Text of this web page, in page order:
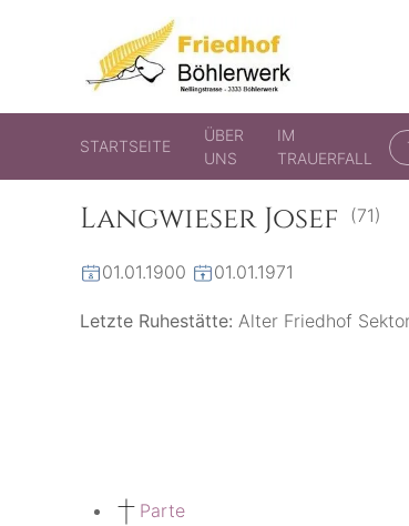
Friedhof Böhlerwerk
der virtuelle Friedhof von Böhlerwerk
STARTSEITE
ÜBER
UNS
IM
TRAUERFALL
Langwieser Josef (71)
01.01.1900 01.01.1971
Letzte Ruhestätte: Alter Friedhof
Parte